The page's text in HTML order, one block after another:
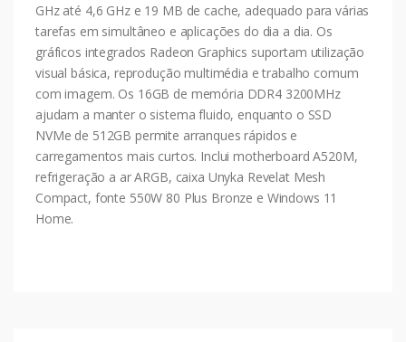
GHz até 4,6 GHz e 19 MB de cache, adequado para várias
tarefas em simultâneo e aplicações do dia a dia. Os
gráficos integrados Radeon Graphics suportam utilização
visual básica, reprodução multimédia e trabalho comum
com imagem. Os 16GB de memória DDR4 3200MHz
ajudam a manter o sistema fluido, enquanto o SSD
NVMe de 512GB permite arranques rápidos e
carregamentos mais curtos. Inclui motherboard A520M,
refrigeração a ar ARGB, caixa Unyka Revelat Mesh
Compact, fonte 550W 80 Plus Bronze e Windows 11
Home.